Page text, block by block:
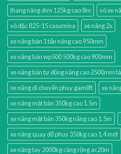
thang nâng đơn 125kg cao 8m
vỏ xe
vỏ đặc 825-15 casumina
xe nâng 2x
xe nâng bàn 1 tấn nâng cao 950mm
xe nâng bàn wp500 500kg cao 900mm
xe nâng bán tự động nâng cao 2500mm
xe nâng di chuyển phuy gamlift
xe
xe nâng mặt bàn 350kg cao 1.5m
xe nâng mặt bàn 350kg nâng cao 1.5m
xe nâng quay đổ phuy 350kg cao 1.4 mét
xe nâng tay 2000kg càng rộng ac20m